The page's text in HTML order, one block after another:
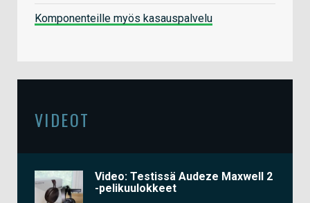
Komponenteille myös kasauspalvelu
VIDEOT
Video: Testissä Audeze Maxwell 2
-pelikuulokkeet